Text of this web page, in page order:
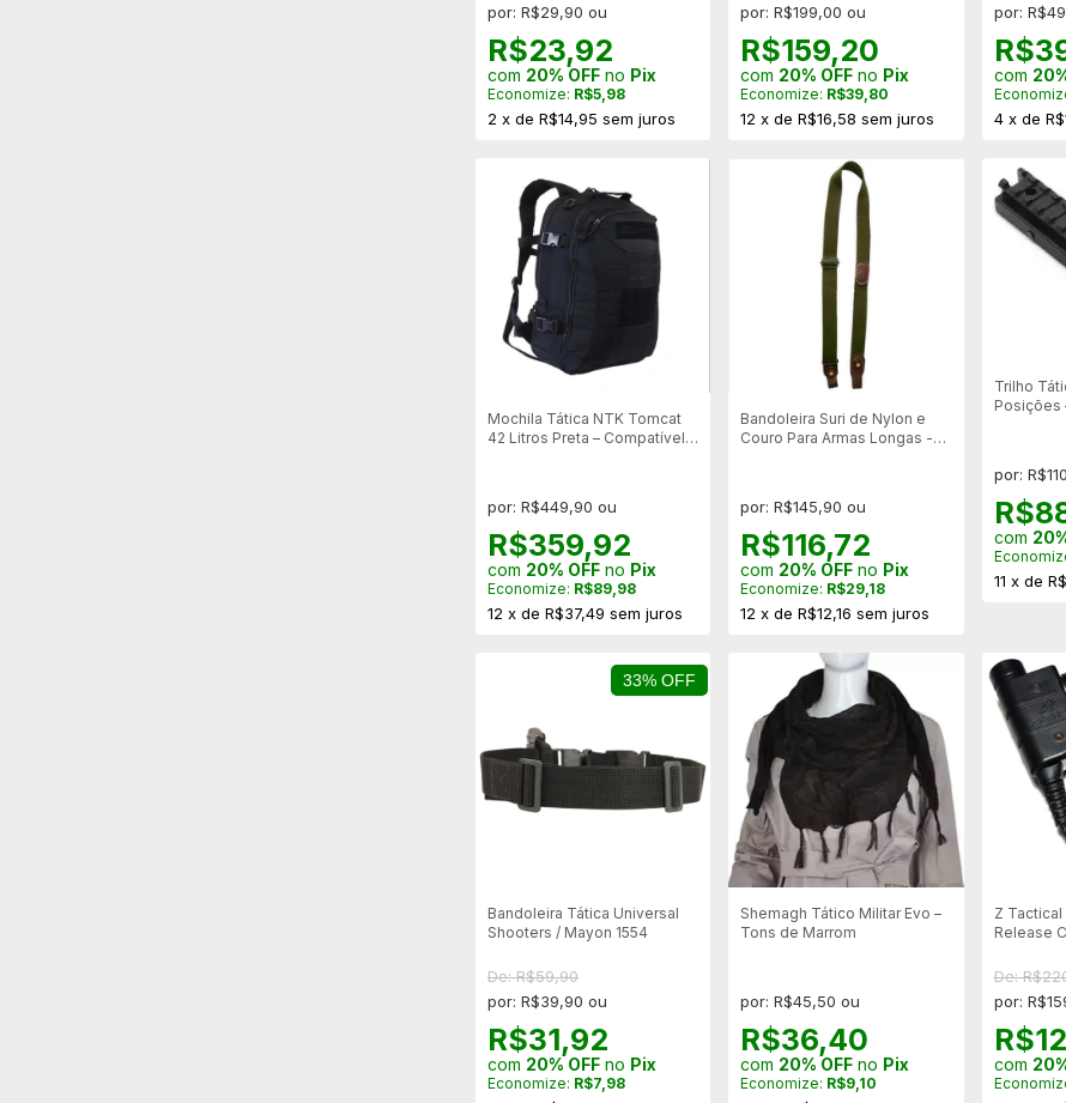
por: R$29,90 ou
R$23,92
com 20% OFF no Pix
Economize: R$5,98
2 x de R$14,95 sem juros
por: R$199,00 ou
R$159,20
com 20% OFF no Pix
Economize: R$39,80
12 xdeR$16,58 sem juros
por:
com
4 x de
Mochila Tática NTK Tomcat
42 Litros Preta – Compatível
por: R$449,90 ou
R$359,92
com 20% OFF no Pix
Economize: R$89,98
12 x de R$37,49 sem juros
Bandoleira Suri de Nylon e
Couro Para Armas Longas -
por: R$145,90 ou
R$116,72
com 20% OFF no Pix
Economize: R$29,18
12 xdeR$12,16 sem juros
Trilho
Posições
por:
com
11 x de
33% OFF
Bandoleira Tática Universal
Shooters / Mayon 1554
De: R$59,90
por: R$39,90 ou
R$31,92
com 20% OFF no Pix
Economize: R$7,98
Shemagh Tático Militar Evo –
Tons de Marrom
por: R$45,50 ou
R$36,40
com 20% OFF no Pix
Economize: R$9,10
Z Tactical
Release
De:
por:
com